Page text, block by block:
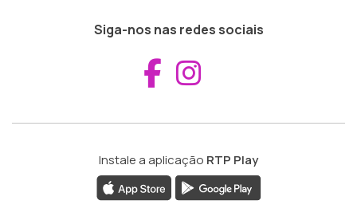
Siga-nos nas redes sociais
Aceder ao
Instale a aplicação RTP Play